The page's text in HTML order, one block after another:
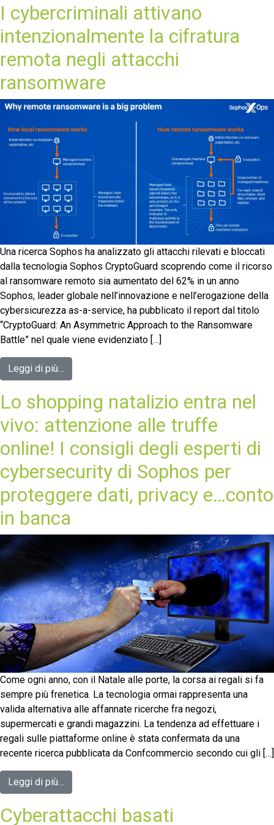
I cybercriminali attivano
intenzionalmente la cifratura
remota negli attacchi
ransomware
Una ricerca Sophos ha analizzato gli attacchi rilevati e bloccati
dalla tecnologia Sophos CryptoGuard scoprendo come il ricorso
al ransomware remoto sia aumentato del 62% in un anno
Sophos, leader globale nell’innovazione e nell’erogazione della
cybersicurezza as-a-service, ha pubblicato il report dal titolo
“CryptoGuard: An Asymmetric Approach to the Ransomware
Battle” nel quale viene evidenziato […]
Leggi di più…
Lo shopping natalizio entra nel
vivo: attenzione alle truffe
online! I consigli degli esperti di
cybersecurity di Sophos per
proteggere dati, privacy e…conto
in banca
Come ogni anno, con il Natale alle porte, la corsa ai regali si fa
sempre più frenetica. La tecnologia ormai rappresenta una
valida alternativa alle affannate ricerche fra negozi,
supermercati e grandi magazzini. La tendenza ad effettuare i
regali sulle piattaforme online è stata confermata da una
recente ricerca pubblicata da Confcommercio secondo cui gli […]
Leggi di più…
Cyberattacchi basati